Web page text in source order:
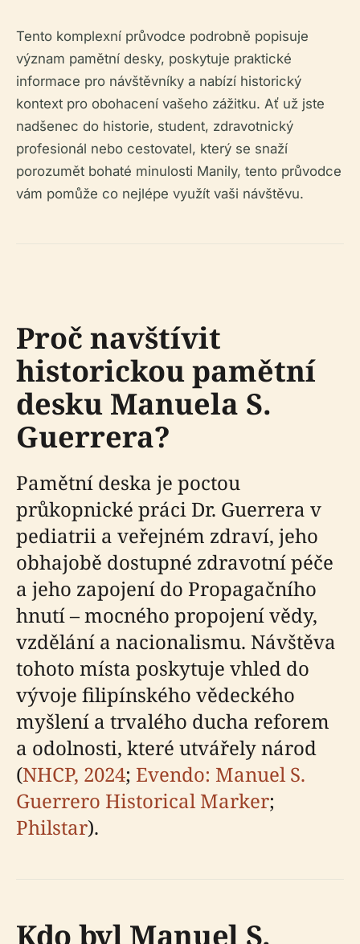
Tento komplexní průvodce podrobně popisuje
význam pamětní desky, poskytuje praktické
informace pro návštěvníky a nabízí historický
kontext pro obohacení vašeho zážitku. Ať už jste
nadšenec do historie, student, zdravotnický
profesionál nebo cestovatel, který se snaží
porozumět bohaté minulosti Manily, tento průvodce
vám pomůže co nejlépe využít vaši návštěvu.
Proč navštívit
historickou pamětní
desku Manuela S.
Guerrera?
Pamětní deska je poctou
průkopnické práci Dr. Guerrera v
pediatrii a veřejném zdraví, jeho
obhajobě dostupné zdravotní péče
a jeho zapojení do Propagačního
hnutí – mocného propojení vědy,
vzdělání a nacionalismu. Návštěva
tohoto místa poskytuje vhled do
vývoje filipínského vědeckého
myšlení a trvalého ducha reforem
a odolnosti, které utvářely národ
(NHCP, 2024; Evendo: Manuel S.
Guerrero Historical Marker;
Philstar).
Kdo byl Manuel S.